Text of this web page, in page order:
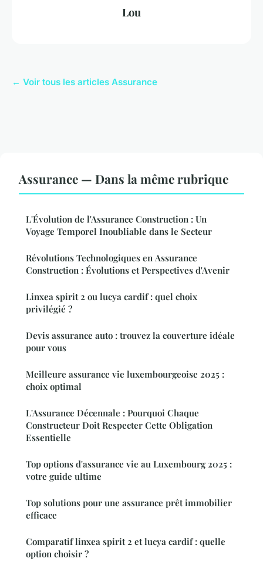
Lou
← Voir tous les articles Assurance
Assurance — Dans la même rubrique
L'Évolution de l'Assurance Construction : Un
Voyage Temporel Inoubliable dans le Secteur
Révolutions Technologiques en Assurance
Construction : Évolutions et Perspectives d'Avenir
Linxea spirit 2 ou lucya cardif : quel choix
privilégié ?
Devis assurance auto : trouvez la couverture idéale
pour vous
Meilleure assurance vie luxembourgeoise 2025 :
choix optimal
L'Assurance Décennale : Pourquoi Chaque
Constructeur Doit Respecter Cette Obligation
Essentielle
Top options d'assurance vie au Luxembourg 2025 :
votre guide ultime
Top solutions pour une assurance prêt immobilier
efficace
Comparatif linxea spirit 2 et lucya cardif : quelle
option choisir ?